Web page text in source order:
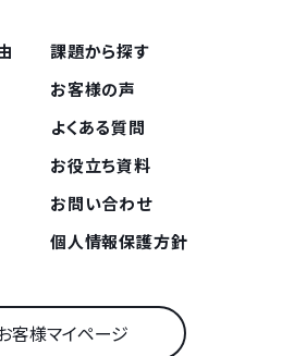
課題から探す
お客様の声
よくある質問
お役立ち資料
お問い合わせ
個人情報保護方針
客様マイページ